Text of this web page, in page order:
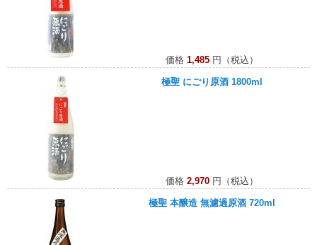
価格 1,485円（税込）
極聖 にごり原酒 1800ml
価格 2,970円（税込）
極聖 本醸造 無濾過原酒 720ml